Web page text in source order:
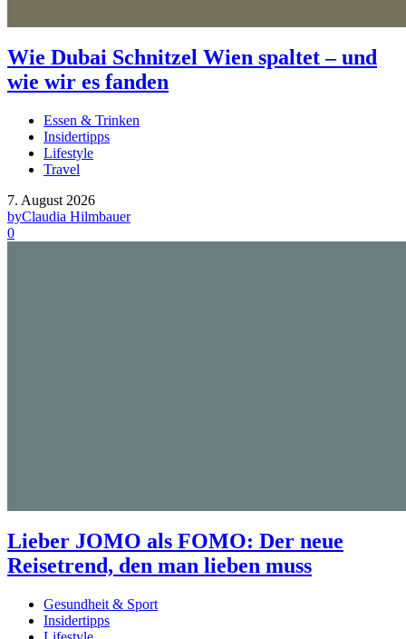
Wie Dubai Schnitzel Wien spaltet – und
wie wir es fanden
Essen & Trinken
Insidertipps
Lifestyle
Travel
7. August 2026
byClaudia Hilmbauer
0
Lieber JOMO als FOMO: Der neue
Reisetrend, den man lieben muss
Gesundheit & Sport
Insidertipps